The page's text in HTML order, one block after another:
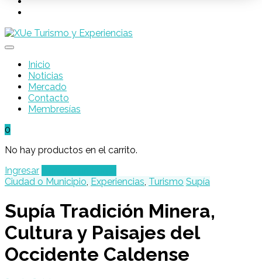
Inicio
Noticias
Mercado
Contacto
Membresías
0
No hay productos en el carrito.
Ingresar
Ciudad o Municipio, Experiencias, Turismo Supía
Supía Tradición Minera,
Cultura y Paisajes del
Occidente Caldense